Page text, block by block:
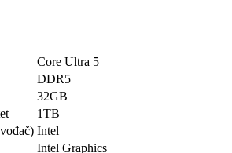
Core Ultra 5
DDR5
32GB
1TB
Intel
Intel Graphics